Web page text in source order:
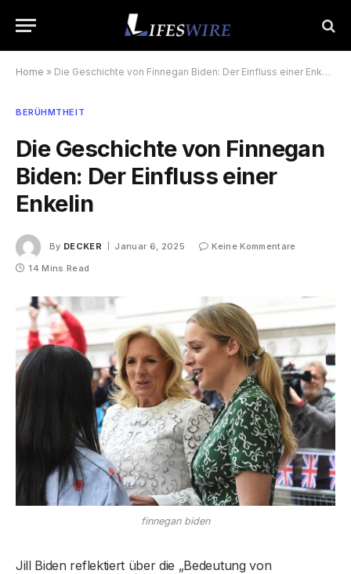
Home » Die Geschichte von Finnegan Biden: Der Einfluss einer Enkelin
BERÜHMTHEIT
Die Geschichte von Finnegan
Biden: Der Einfluss einer
Enkelin
By DECKER Januar 6, 2025
Keine Kommentare
14 Mins Read
finnegan biden
Jill Biden reflektiert über die „Bedeutung von